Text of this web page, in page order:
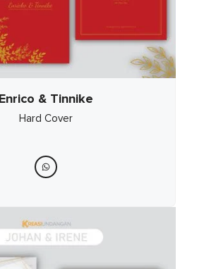
Enrico & Tinnike
Hard Cover